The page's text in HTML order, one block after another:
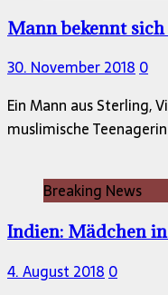
Mann bekennt
30. November 20180
Ein Mann aus Sterling,
muslimische
Breaking News
Indien: Mädchen
4. August 2018 0